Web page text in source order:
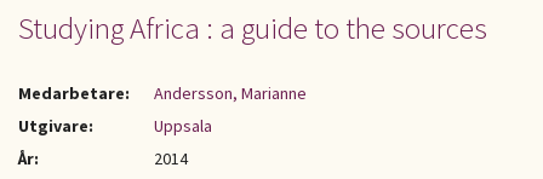
Studying Africa : a guide to the sources
Medarbetare:
Andersson, Marianne
Utgivare:
Uppsala
År:
2014